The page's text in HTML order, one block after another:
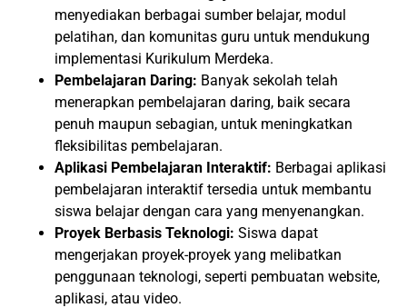
menyediakan berbagai sumber belajar, modul
pelatihan, dan komunitas guru untuk mendukung
implementasi Kurikulum Merdeka.
Pembelajaran Daring: Banyak sekolah telah
menerapkan pembelajaran daring, baik secara
penuh maupun sebagian, untuk meningkatkan
fleksibilitas pembelajaran.
Aplikasi Pembelajaran Interaktif: Berbagai aplikasi
pembelajaran interaktif tersedia untuk membantu
siswa belajar dengan cara yang menyenangkan.
Proyek Berbasis Teknologi: Siswa dapat
mengerjakan proyek-proyek yang melibatkan
penggunaan teknologi, seperti pembuatan website,
aplikasi, atau video.